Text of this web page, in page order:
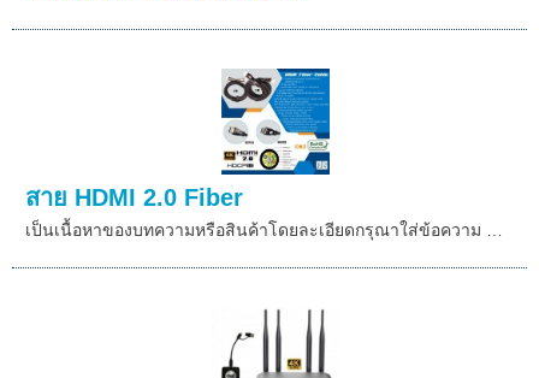
สาย HDMI 2.0 Fiber
เป็นเนื้อหาของบทความหรือสินค้าโดยละเอียดกรุณาใส่ข้อความ …